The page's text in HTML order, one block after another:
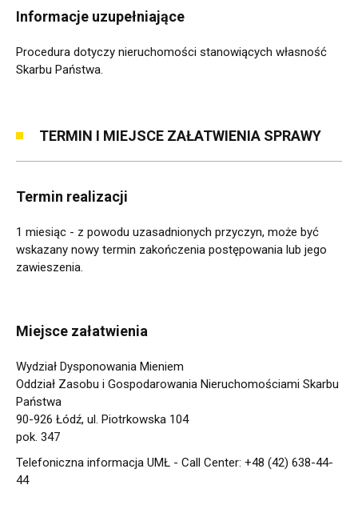
Informacje uzupełniające
Procedura dotyczy nieruchomości stanowiących własność
Skarbu Państwa.
TERMIN I MIEJSCE ZAŁATWIENIA SPRAWY
Termin realizacji
1 miesiąc - z powodu uzasadnionych przyczyn, może być
wskazany nowy termin zakończenia postępowania lub jego
zawieszenia.
Miejsce załatwienia
Wydział Dysponowania Mieniem
Oddział Zasobu i Gospodarowania Nieruchomościami Skarbu
Państwa
90-926 Łódź, ul. Piotrkowska 104
pok. 347
Telefoniczna informacja UMŁ - Call Center: +48 (42) 638-44-
44